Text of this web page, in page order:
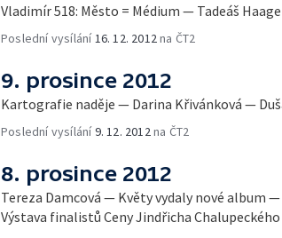
Vladimír 518: Město = Médium — Tadeáš
Poslední vysílání16. 12. 2012na ČT2
9. prosince 2012
Kartografie naděje — Darina Křivánková —
Poslední vysílání9. 12. 2012na ČT2
8. prosince 2012
Tereza Damcová — Květy vydaly nové album
Výstava finalistů Ceny Jindřicha